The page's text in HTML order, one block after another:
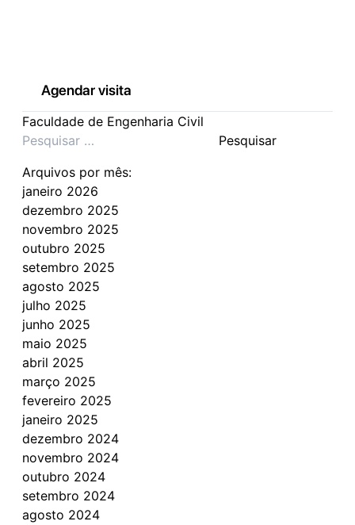
Agendar visita
Faculdade de Engenharia Civil
Pesquisar
Arquivos por mês:
janeiro 2026
dezembro 2025
novembro 2025
outubro 2025
setembro 2025
agosto 2025
julho 2025
junho 2025
maio 2025
abril 2025
março 2025
fevereiro 2025
janeiro 2025
dezembro 2024
novembro 2024
outubro 2024
setembro 2024
agosto 2024